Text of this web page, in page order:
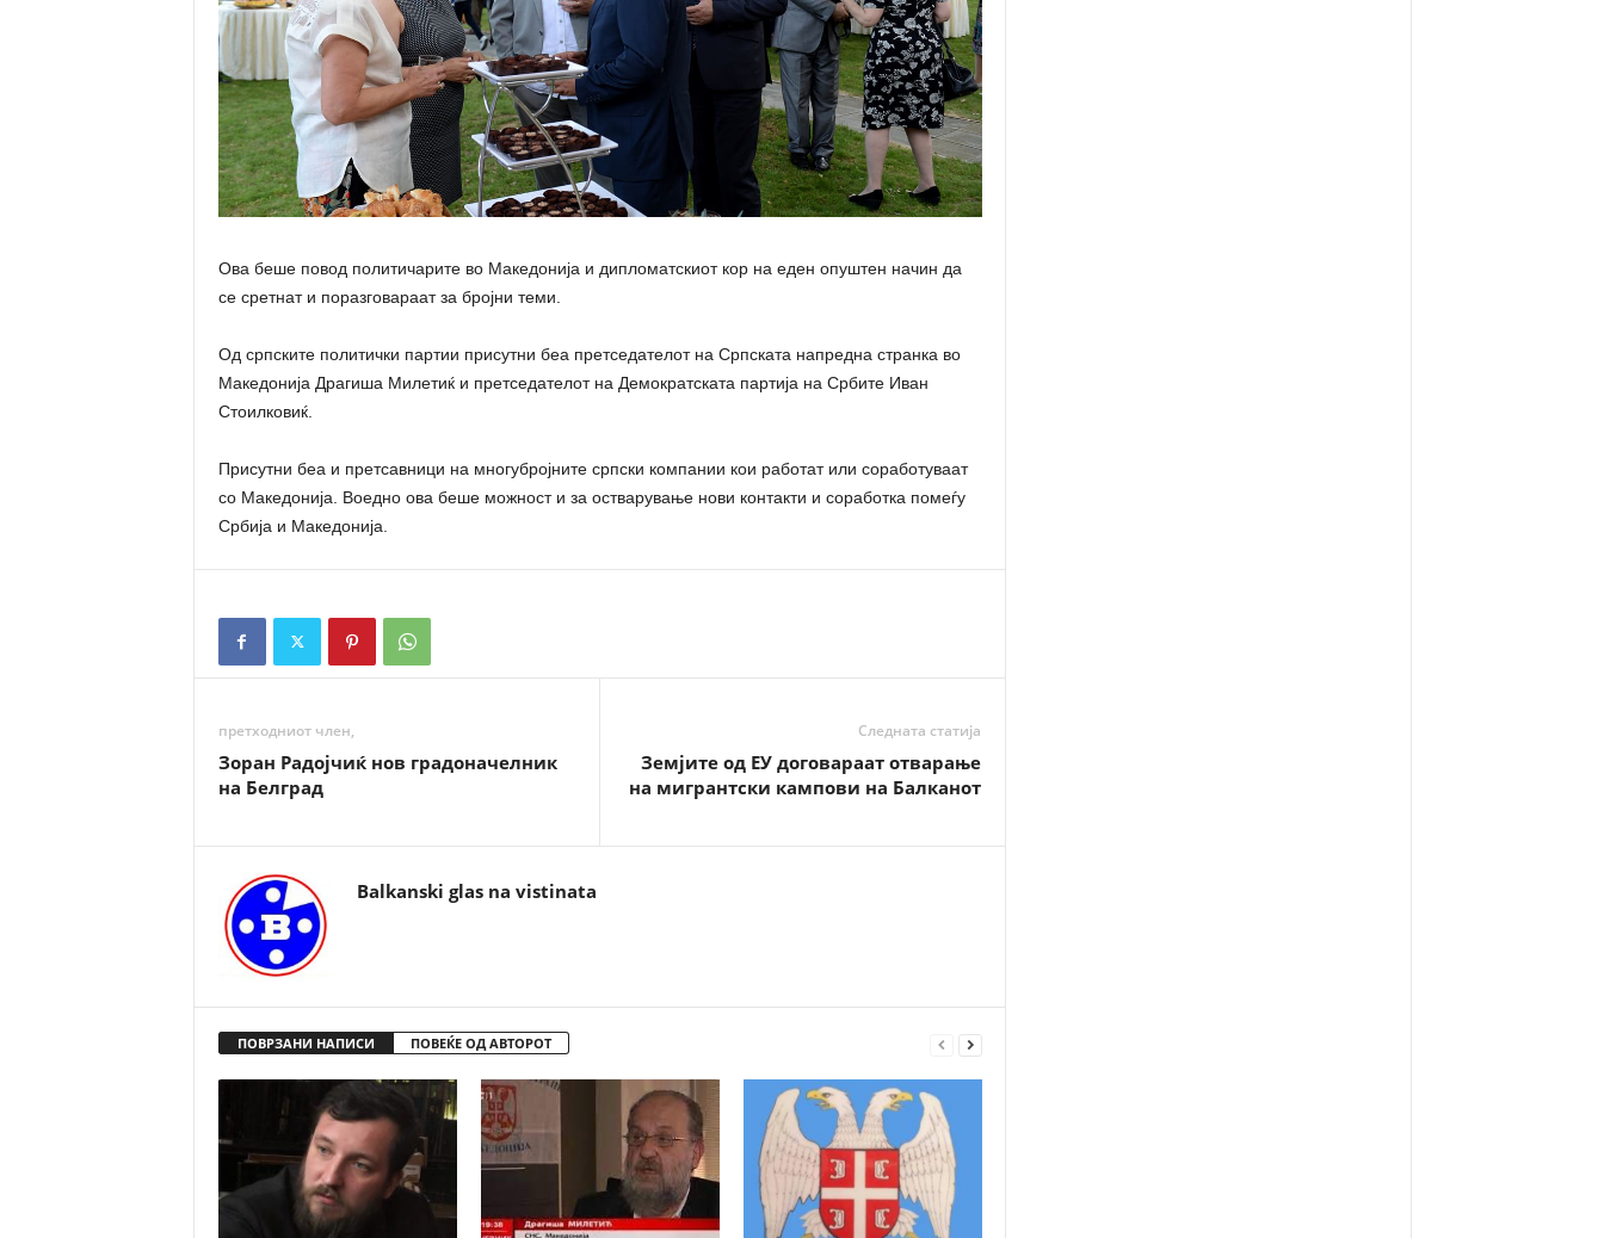
Ова беше повод политичарите во Македонија и дипломатскиот кор на еден опуштен начин да
се сретнат и поразговараат за бројни теми.
Од српските политички партии присутни беа претседателот на Српската напредна странка во
Македонија Драгиша Милетиќ и претседателот на Демократската партија на Србите Иван
Стоилковиќ.
Присутни беа и претсавници на многубројните српски компании кои работат или соработуваат
со Македонија. Воедно ова беше можност и за остварување нови контакти и соработка помеѓу
Србија и Македонија.
претходниот член,
Зоран Радојчиќ нов градоначелник
на Белград
Следната статија
Земјите од ЕУ договараат отварање
на мигрантски кампови на Балканот
Balkanski glas na vistinata
ПОВРЗАНИ НАПИСИ ПОВЕЌЕ ОД АВТОРОТ